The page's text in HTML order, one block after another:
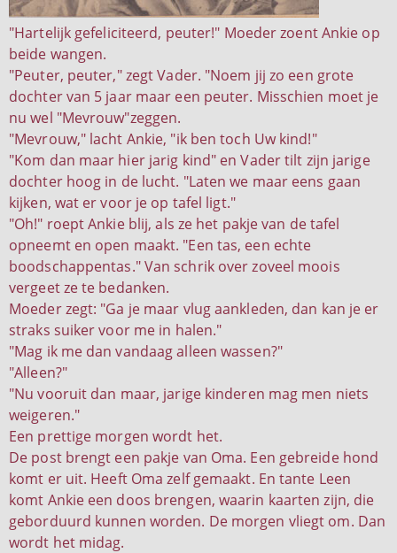
"Hartelijk gefeliciteerd, peuter!" Moeder zoent Ankie op
beide wangen.
"Peuter, peuter," zegt Vader. "Noem jij zo een grote
dochter van 5 jaar maar een peuter. Misschien moet je
nu wel "Mevrouw"zeggen.
"Mevrouw," lacht Ankie, "ik ben toch Uw kind!"
"Kom dan maar hier jarig kind" en Vader tilt zijn jarige
dochter hoog in de lucht. "Laten we maar eens gaan
kijken, wat er voor je op tafel ligt."
"Oh!" roept Ankie blij, als ze het pakje van de tafel
opneemt en open maakt. "Een tas, een echte
boodschappentas." Van schrik over zoveel moois
vergeet ze te bedanken.
Moeder zegt: "Ga je maar vlug aankleden, dan kan je er
straks suiker voor me in halen."
"Mag ik me dan vandaag alleen wassen?"
"Alleen?"
"Nu vooruit dan maar, jarige kinderen mag men niets
weigeren."
Een prettige morgen wordt het.
De post brengt een pakje van Oma. Een gebreide hond
komt er uit. Heeft Oma zelf gemaakt. En tante Leen
komt Ankie een doos brengen, waarin kaarten zijn, die
geborduurd kunnen worden. De morgen vliegt om. Dan
wordt het midag.